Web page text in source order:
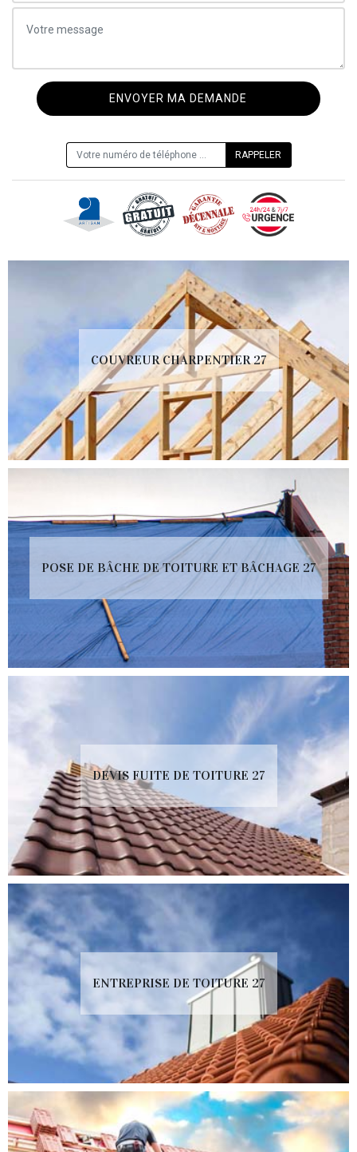
COUVREUR CHARPENTIER 27
POSE DE BÂCHE DE TOITURE ET BÂCHAGE 27
DEVIS FUITE DE TOITURE 27
ENTREPRISE DE TOITURE 27